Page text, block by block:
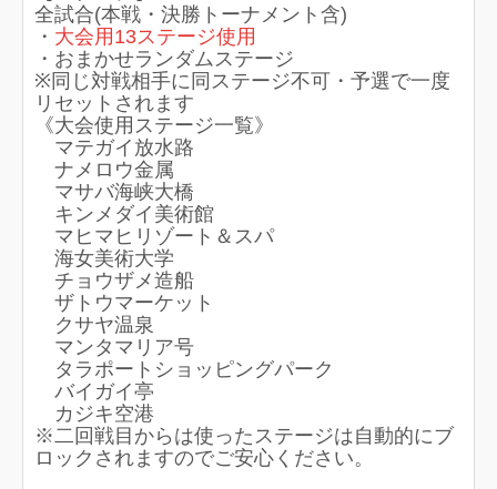
全試合(本戦・決勝トーナメント含)
・ 大会用13ステージ使用
・おまかせランダムステージ
※同じ対戦相手に同ステージ不可・予選で一度
リセットされます
《大会使用ステージ一覧》
マテガイ放水路
ナメロウ金属
マサバ海峡大橋
キンメダイ美術館
マヒマヒリゾート＆スパ
海女美術大学
チョウザメ造船
ザトウマーケット
クサヤ温泉
マンタマリア号
タラポートショッピングパーク
バイガイ亭
カジキ空港
※二回戦目からは使ったステージは自動的にブ
ロックされますのでご安心ください。